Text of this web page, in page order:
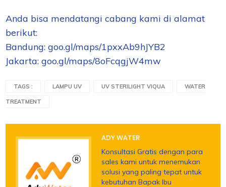
Anda bisa mendatangi cabang kami di alamat
berikut:
Bandung: goo.gl/maps/1pxxAb9hJYB2
Jakarta: goo.gl/maps/8oFcqgjW4mw
TAGS : LAMPU UV UV STERILIGHT VIQUA WATER
TREATMENT
ADY WATER
Konsultasi Gratis dengan para
sales kami untuk menemukan
solusi yang paling tepat untuk
kebutuhan Bapak Ibu